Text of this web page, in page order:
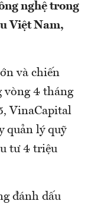
nghệ trong
Việt Nam,
và chiến
vòng 4 tháng
VinaCapital
quản lý quỹ
tư 4 triệu
đánh dấu